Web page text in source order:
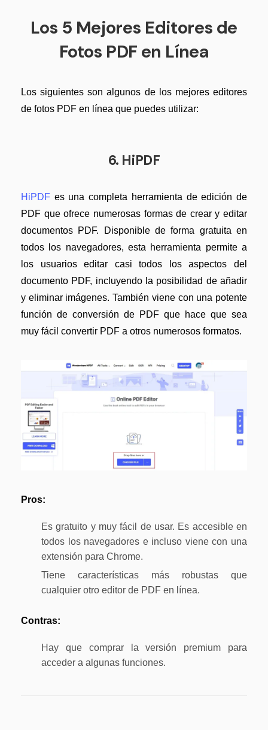
Los 5 Mejores Editores de
Fotos PDF en Línea
Los siguientes son algunos de los mejores editores
de fotos PDF en línea que puedes utilizar:
6. HiPDF
HiPDF es una completa herramienta de edición de
PDF que ofrece numerosas formas de crear y editar
documentos PDF. Disponible de forma gratuita en
todos los navegadores, esta herramienta permite a
los usuarios editar casi todos los aspectos del
documento PDF, incluyendo la posibilidad de añadir
y eliminar imágenes. También viene con una potente
función de conversión de PDF que hace que sea
muy fácil convertir PDF a otros numerosos formatos.
Pros:
Es gratuito y muy fácil de usar. Es accesible en
todos los navegadores e incluso viene con una
extensión para Chrome.
Tiene características más robustas que
cualquier otro editor de PDF en línea.
Contras:
Hay que comprar la versión premium para
acceder a algunas funciones.